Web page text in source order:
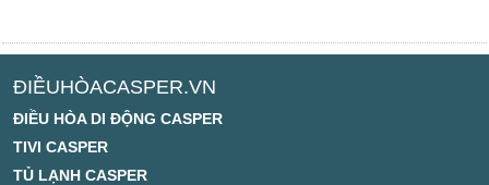
ĐIỀUHÒACASPER.VN
ĐIỀU HÒA DI ĐỘNG CASPER
TIVI CASPER
TỦ LẠNH CASPER